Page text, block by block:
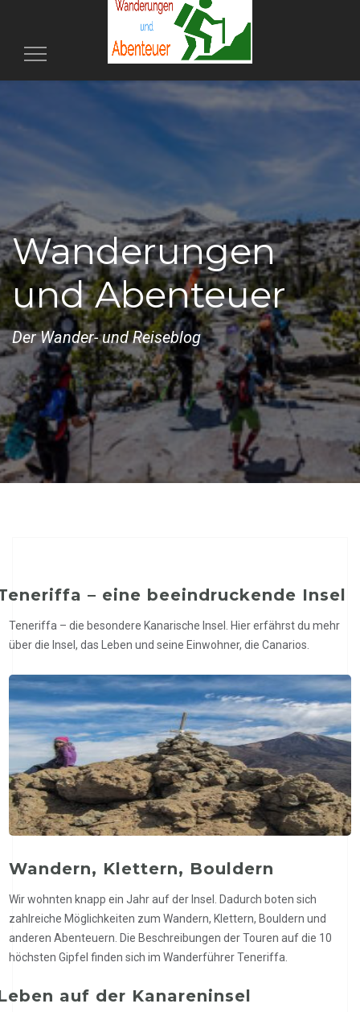
Toggle
Wanderungen
und Abenteuer
Der Wander- und Reiseblog
– eine beeindruckende Insel
Teneriffa – die besondere Kanarische Insel. Hier erfährst du mehr
über die Insel, das Leben und seine Einwohner, die Canarios.
Wandern, Klettern, Bouldern
Wir wohnten knapp ein Jahr auf der Insel. Dadurch boten sich
zahlreiche Möglichkeiten zum Wandern, Klettern, Bouldern und
anderen Abenteuern. Die Beschreibungen der Touren auf die 10
höchsten Gipfel finden sich im Wanderführer Teneriffa.
auf der Kanareninsel